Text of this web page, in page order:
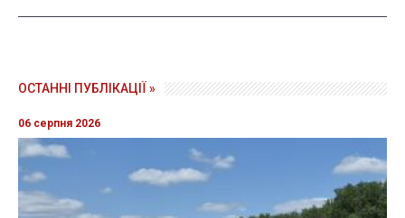
ОСТАННІ ПУБЛІКАЦІЇ »
06 серпня 2026